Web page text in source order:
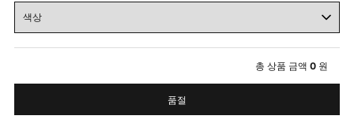
총 상품 금액 0 원
품절